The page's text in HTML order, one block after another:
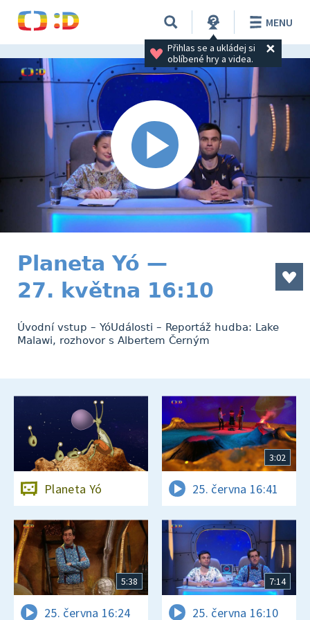
Přihlas se a ukládej si
oblíbené hry a videa.
MENU
Planeta Yó —
27. května 16:10
Úvodní vstup – YóUdálosti – Reportáž hudba: Lake
Malawi, rozhovor s Albertem Černým
Planeta Yó
3:02
25. června 16:41
5:38
25. června 16:24
7:14
25. června 16:10